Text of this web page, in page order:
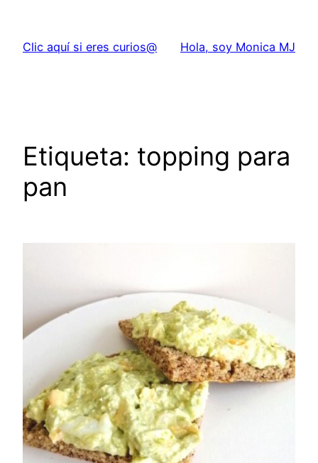
contenido
Clic aquí si eres curios@ Hola, soy Monica MJ
Etiqueta: topping para
pan